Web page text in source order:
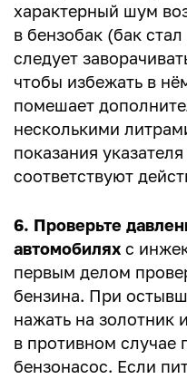
характерный шум
в бензобак (бак
следует
чтобы избежать в
помешает
несколькими
показания
соответствуют
6. Проверьте
автомобилях с
первым делом
бензина. При
нажать на золотник
в противном случае
бензонасос. Если